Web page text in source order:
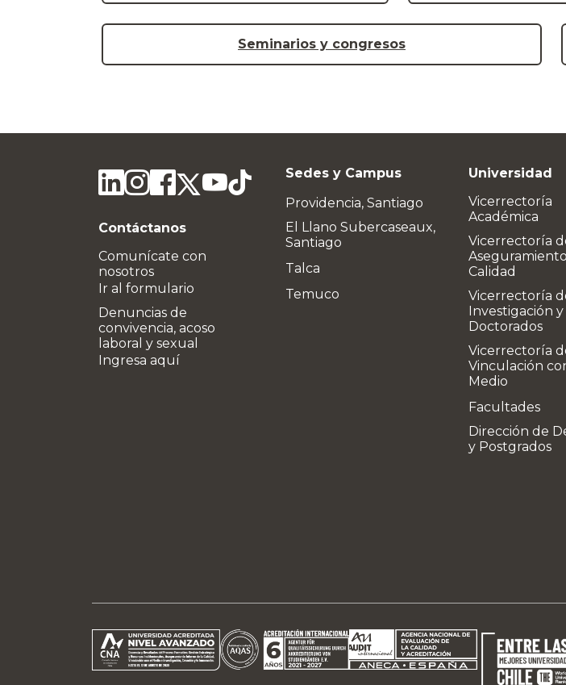
Seminarios y congresos
Contáctanos
Comunícate con
nosotros
Ir al formulario
Denuncias de
convivencia, acoso
laboral y sexual
Ingresa aquí
Sedes y Campus
Providencia, Santiago
El Llano Subercaseaux,
Santiago
Talca
Temuco
Universidad
Vicerrectoría
Académica
Vicerrectoría
Calidad
Vicerrectoría
Investigación y
Doctorados
Vicerrectoría
Vinculación
Medio
Facultades
Dirección de
y Postgrados